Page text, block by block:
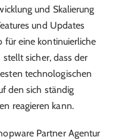
und Skalierung
und Updates
für eine kontinuierliche
sicher, dass der
technologischen
den sich ständig
reagieren kann.
Partner Agentur